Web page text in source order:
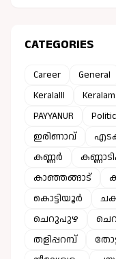
CATEGORIES
Career General
Keralalll
Keralam
PAYYANUR
ഇരിണാവ്
കണ്ണർ
കാഞ്ഞങ്ങാട്
കൊട്ടിയൂർ
ചെറുപുഴ
തളിപ്പറമ്പ്